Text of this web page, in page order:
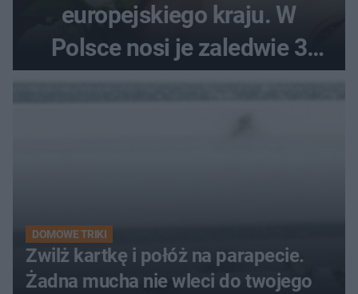
europejskiego kraju. W
Polsce nosi je zaledwie 3
DOMOWE TRIKI
Zwilż kartkę i połóż na parapecie.
Żadna mucha nie wleci do twojego